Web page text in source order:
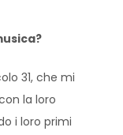
31, che mi
la loro
i loro primi